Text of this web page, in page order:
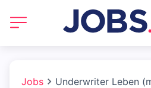
Jobs Underwriter Leben